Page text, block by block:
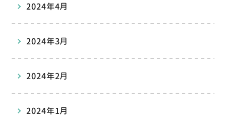
2024年4月
2024年3月
2024年2月
2024年1月